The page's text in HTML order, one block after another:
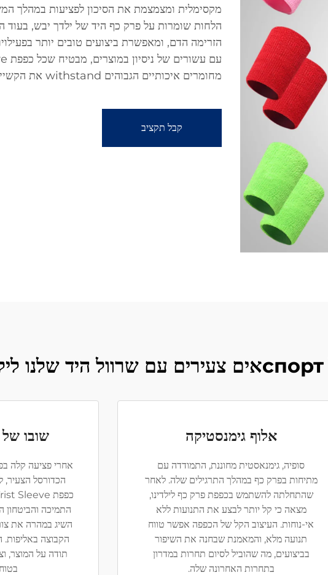
מקסימלית ומצמצמת את הסיכון לפציעות במהלך
הלחות שומרות על פרק כף היד של ילדך יבש, בעוד
הזרימה הדם, ומאפשרת ביצועים טובים יותר
מחומרים איכותיים הגבוהים withstand את הקשיים של פעילות גופנית.
קבל תקציב
אלוף גימנסטיקה
סופיה, גימנאסטית מחוננת, התמודדה עם
מתיחות בפרק כף במהלך התרגילים שלה. לאחר
שהתחלתה להשתמש בכפפת פרק כף לילדינו,
מצאה כי קל יותר לבצע את התנועות ללא
אי-נוחות. העיצוב הקל של הכפפה אפשר טווח
תנועה מלא, והמאמנת שבחנה את השיפור
בביצועים, מה שהוביל לסיום תחרות במדרון
בתחרות האחרונה שלה.
שובו
אחרי פציעה קלה
הכדורסל הצעיר,
התמיכה והביטחון
השיג במהרה את
הקבוצה
תודה על המוצר,